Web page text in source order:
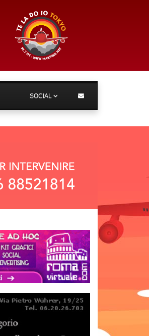
SOCIAL